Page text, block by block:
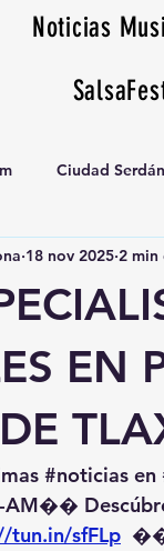
Noticias
Ciudad
peligrosa 1370am
EN
18 nov 2025 2 min
#noticias en
AM��️
tun.in/sfFLp